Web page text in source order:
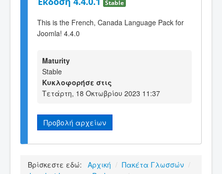
Stable
This is the French, Canada Language Pack for
Joomla! 4.4.0
Maturity
Stable
Κυκλοφορήσε στις
Τετάρτη, 18 Οκτωβρίου 2023 11:37
Προβολή αρχείων
Βρίσκεστε εδώ: Αρχική / Πακέτα Γλωσσών /